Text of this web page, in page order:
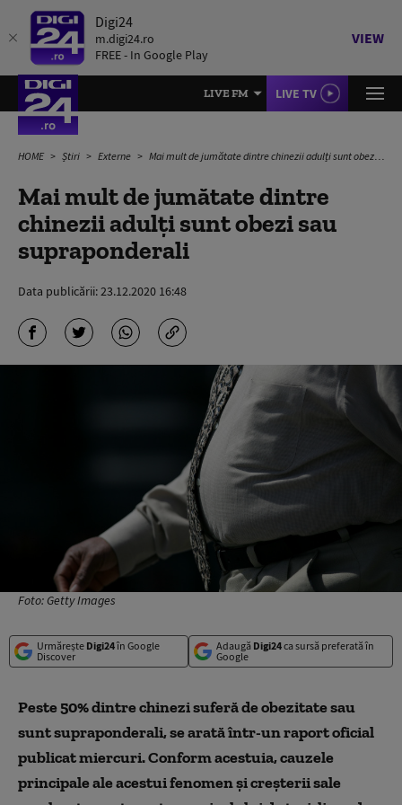
Digi24
m.digi24.ro
FREE - In Google Play
VIEW
LIVE FM LIVE TV
HOME Știri Externe Mai mult de jumătate dintre chinezii adulți sunt obezi sau supraponderali
Mai mult de jumătate dintre
chinezii adulți sunt obezi sau
supraponderali
Data publicării:23.12.2020 16:48
Foto: Getty Images
Urmărește Digi24în Google
Discover
Adaugă Digi24ca sursă preferată în
Google
Peste 50% dintre chinezi suferă de obezitate sau
sunt supraponderali, se arată într-un raport oficial
publicat miercuri. Conform acestuia, cauzele
principale ale acestui fenomen și creșterii sale